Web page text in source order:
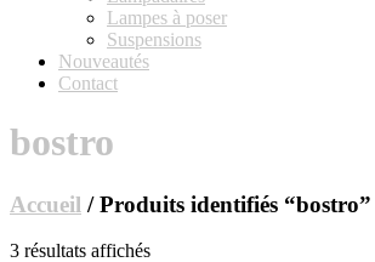
Lampes à poser
Suspensions
Nouveautés
Contact
bostro
Accueil / Produits identifiés “bostro”
3 résultats affichésTrié